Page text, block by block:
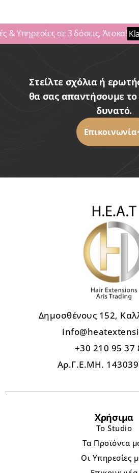
& Υπηρεσίες σε 3 δόσεις, Άτοκα!
Στείλτε σχόλια ή
θα σας απαντήσουμε
δυνατό.
Επικοινωνία
Δημοσθένους 152,
+30 210 95 37
Αρ.Γ.Ε.ΜΗ.
Χρήσιμα
Το Studio
Τα Προϊόντα
Οι Υπηρεσίες